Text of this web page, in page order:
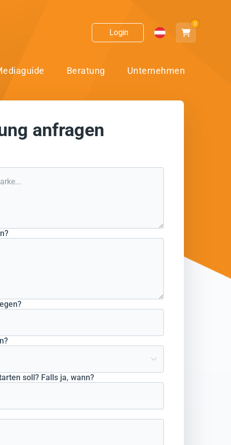
Login
0
Beratung Unternehmen
anfragen
soll? Falls ja, wann?